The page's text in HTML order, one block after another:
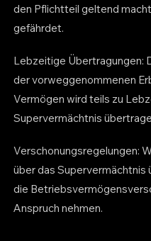
den Pflichtteil geltend
gefährdet.
Lebzeitige Übertragungen:
der vorweggenommenen
Vermögen wird teils zu
Supervermächtnis
Verschonungsregelungen:
über das Supervermächtnis
die
Anspruch nehmen.